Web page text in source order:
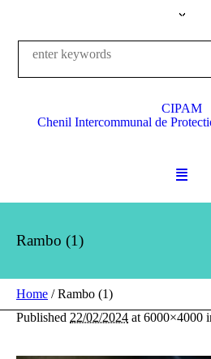
CIPAM
Chenil Intercommunal de
Rambo (1)
Home /Rambo (1)
Published 22/02/2024 at 6000×4000